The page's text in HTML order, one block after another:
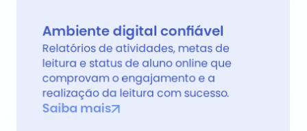
Ambiente digital confiável
Relatórios de atividades, metas de
leitura e status de aluno online que
comprovam o engajamento e a
realização da leitura com sucesso.
Saiba mais